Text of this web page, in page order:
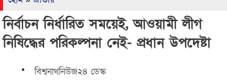
নির্বাচন নির্ধারিত সময়েই, আওয়ামী লীগ
নিষিদ্ধের পরিকল্পনা নেই- প্রধান উপদেষ্টা
বিশ্বনাথনিউজ২৪ ডেস্ক